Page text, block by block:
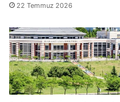
22 Temmuz 2026